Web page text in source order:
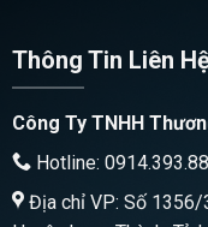
Thông Tin Liên
Công Ty TNHH
Hotline:
Địa chỉ VP: Số 1356/